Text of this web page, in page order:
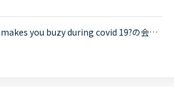
What are things that makes you buzy during covid 19?の会話の流れ。英語レベル中学生の者です。先生に上記を聞かれ、「コロナ禍で大変だったことは何?」って意味かな、と思いました。「趣味のオーケストラが演...